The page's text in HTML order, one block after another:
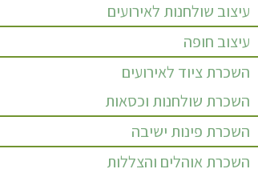
עיצוב שולחנות לאירועים
עיצוב חופה
השכרת ציוד לאירועים
השכרת שולחנות וכסאות
השכרת פינות ישיבה
השכרת אוהלים והצללות